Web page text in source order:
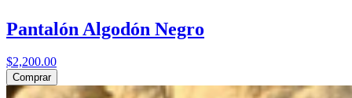
Pantalón Algodón Negro
$2,200.00
Comprar